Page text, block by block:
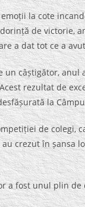
la cote
de victorie,
a dat tot ce a
anul
rezultat de
la
de colegi,
crezut în șansa
a fost unul plin